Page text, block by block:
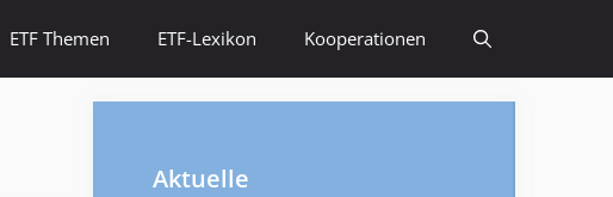
ETF Themen ETF-Lexikon Kooperationen
Aktuelle